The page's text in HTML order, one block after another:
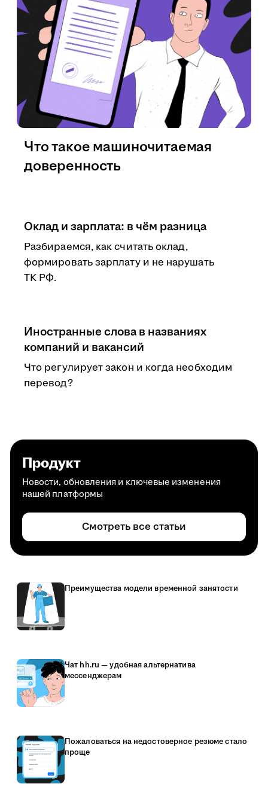
Оклад и зарплата: в чём разница
Разбираемся, как считать оклад,
формировать зарплату и не нарушать
ТК РФ.
Иностранные слова в названиях
компаний и вакансий
Что регулирует закон и когда необходим
перевод?
Что такое машиночитаемая
доверенность
Продукт
Новости, обновления и ключевые изменения
нашей платформы
Смотреть все статьи
Преимущества модели временной занятости
Чат hh.ru — удобная альтернатива
мессенджерам
Пожаловаться на недостоверное резюме стало
проще